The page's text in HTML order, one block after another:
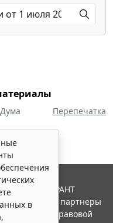
Перепечатка
в
Система ГАРАНТ
"Гарант" и ее партнеры
ассоциации правовой